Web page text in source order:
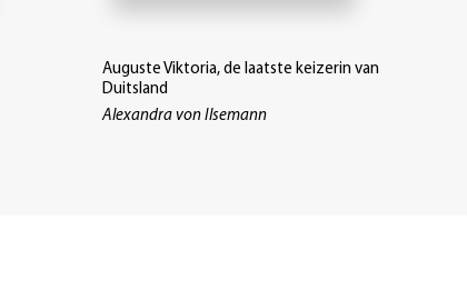
Auguste Viktoria, de laatste keizerin van
Duitsland
Alexandra von Ilsemann